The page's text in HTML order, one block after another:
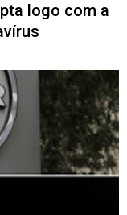
logo com a